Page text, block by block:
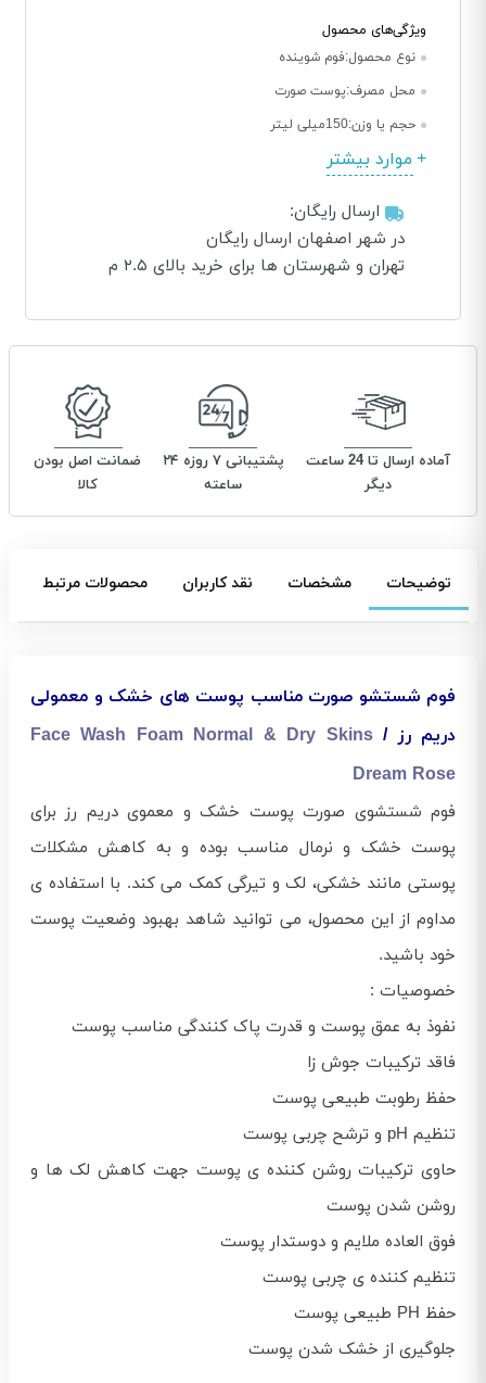
ویژگی‌های محصول
نوع محصول:فوم شوینده
محل مصرف:پوست صورت
حجم یا وزن:150میلی لیتر
موارد بیشتر
ارسال رایگان:
در شهر اصفهان ارسال رایگان
تهران و شهرستان ها برای خرید بالای ۲.۵ م
آماده ارسال تا 24 ساعت
دیگر
پشتیبانی ۷ روزه ۲۴
ساعته
ضمانت اصل بودن
کالا
توضیحات مشخصات نقد کاربران محصولات مرتبط
فوم شستشو صورت مناسب پوست های خشک و معمولی
دریم رز /Face Wash Foam Normal & Dry Skins
Dream Rose
فوم شستشوی صورت پوست خشک و معموی دریم رز برای
پوست خشک و نرمال مناسب بوده و به کاهش مشکلات
پوستی مانند خشکی، لک و تیرگی کمک می‌ کند. با استفاده‌ ی
مداوم از این محصول، می‌ توانید شاهد بهبود وضعیت پوست
خود باشید.
خصوصیات :
نفوذ به عمق پوست و قدرت پاک‌ کنندگی مناسب پوست
فاقد ترکیبات جوش‌ زا
حفظ رطوبت طبیعی پوست
تنظیم pH و ترشح چربی پوست
حاوی ترکیبات روشن کننده‌ ی پوست جهت کاهش لک‌ ها و
روشن شدن پوست
فوق‌ العاده ملایم و دوستدار پوست
تنظیم کننده‌ ی چربی پوست
حفظ PH طبیعی پوست
جلوگیری از خشک شدن پوست